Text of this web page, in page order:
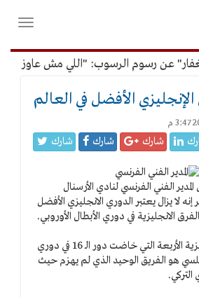
فتح
عن رسوم الرسوب: "اللي مش عاوز
الأفضل في العالم
شارك شارك شارك
الفني الفرنسي لنادي الأرسنال
لا يزال يعتبر الدوري الانجليزي الأفضل
الانجليزية في دوري الأبطال الأوروبي.
ومن بين الفرق الانجليزية الأربعة التي خاضت دور الـ 16 في دوري
هو الفريق الوحيد الذي لم يهزم حيث